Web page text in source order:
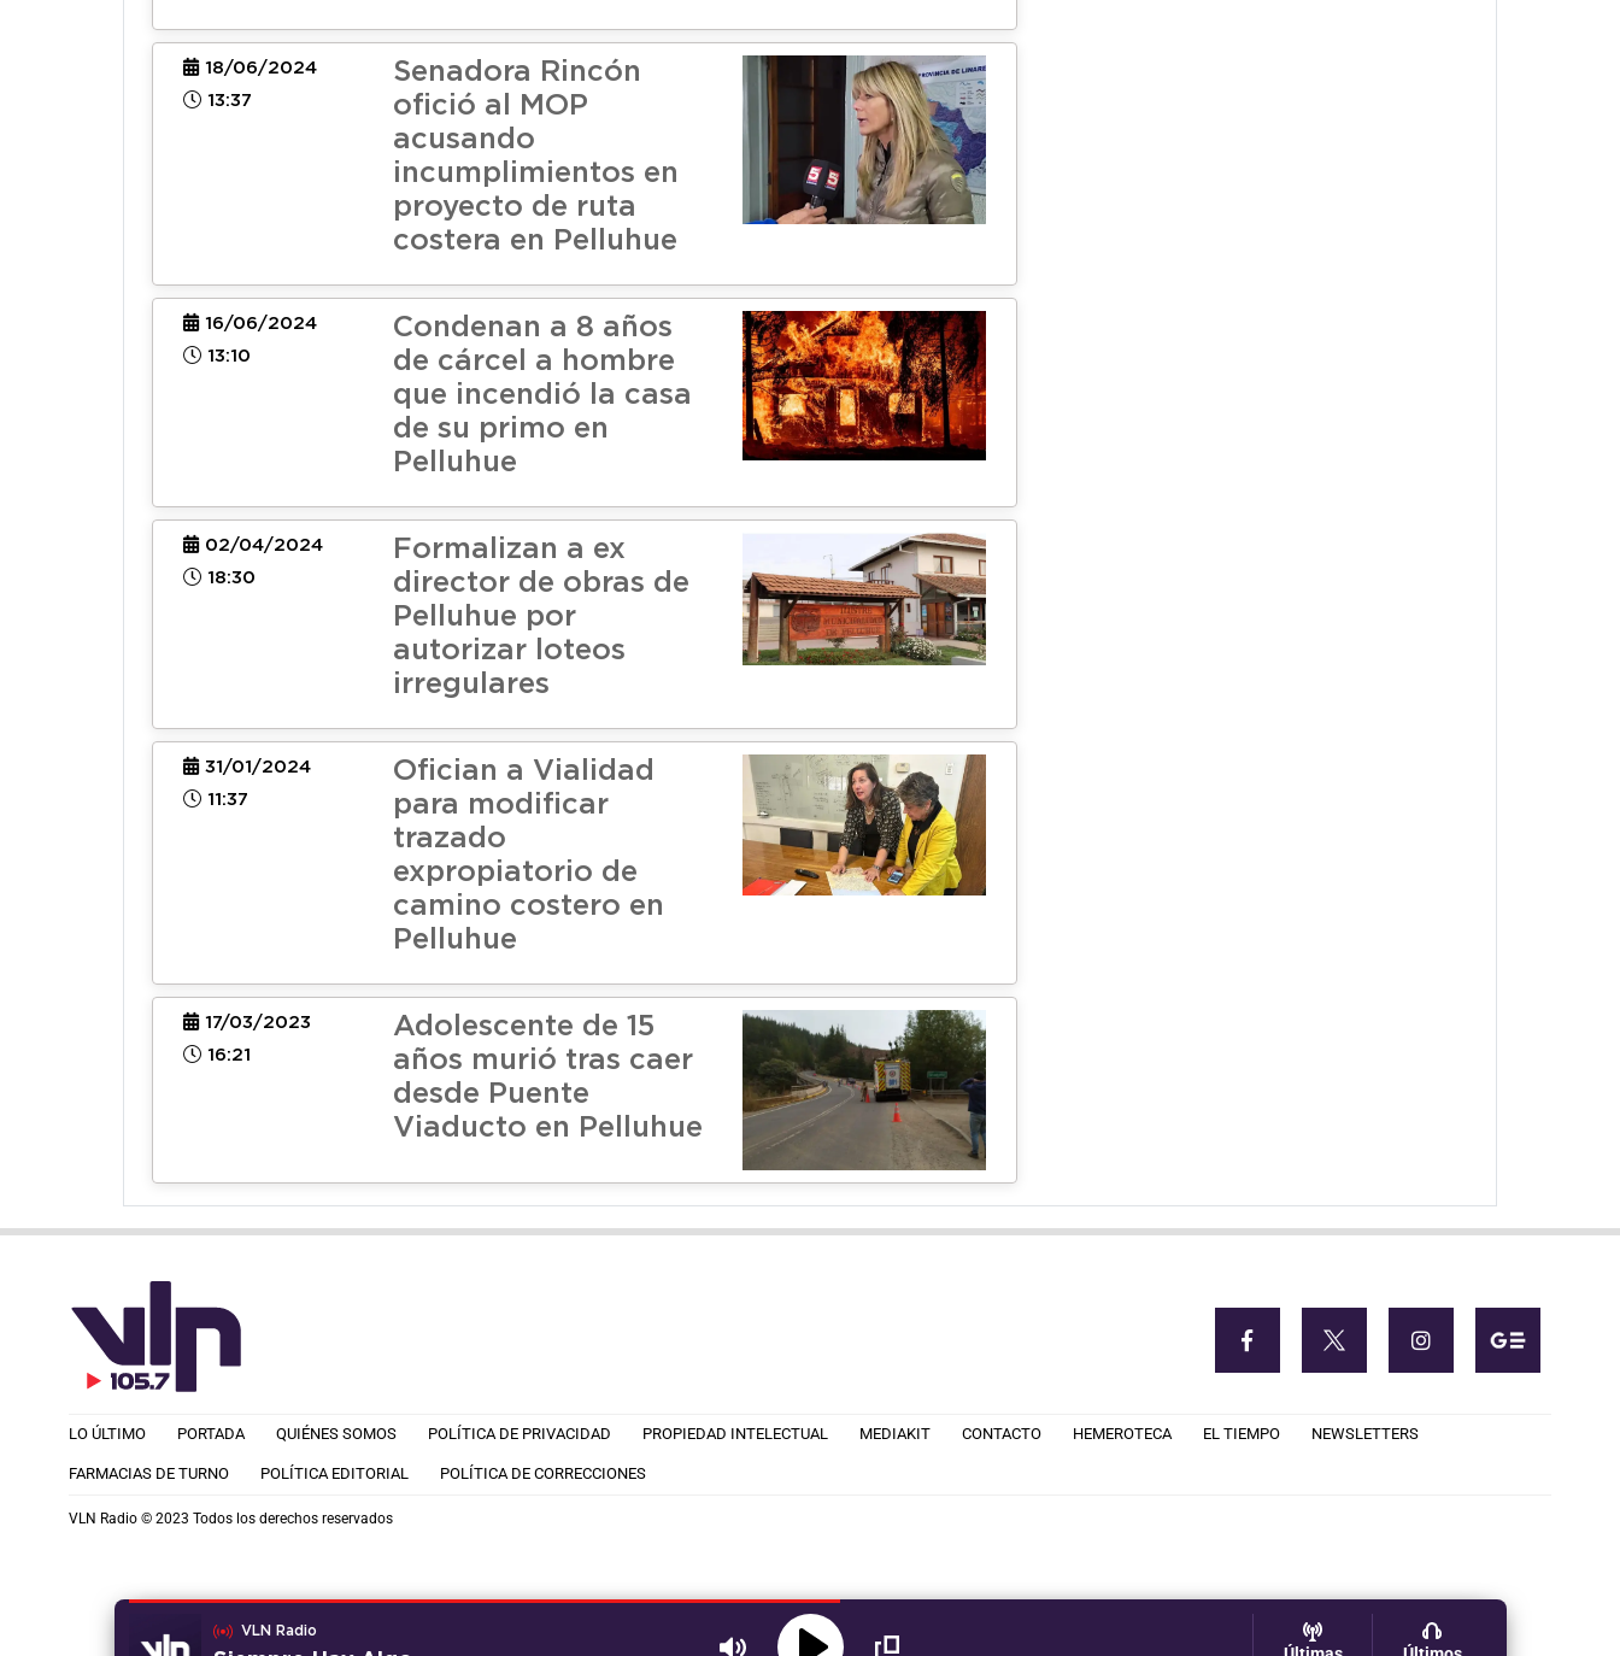
18/06/2024
13:37
Senadora Rincón
ofició al MOP
acusando
incumplimientos en
proyecto de ruta
costera en Pelluhue
16/06/2024
13:10
Condenan a 8 años
de cárcel a hombre
que incendió la casa
de su primo en
Pelluhue
02/04/2024
18:30
Formalizan a ex
director de obras de
Pelluhue por
autorizar loteos
irregulares
31/01/2024
11:37
Ofician a Vialidad
para modificar
trazado
expropiatorio de
camino costero en
Pelluhue
17/03/2023
16:21
Adolescente de 15
años murió tras caer
desde Puente
Viaducto en Pelluhue
VLN Radio
LO ÚLTIMO PORTADA QUIÉNES SOMOS POLÍTICA DE PRIVACIDAD PROPIEDAD INTELECTUAL MEDIAKIT CONTACTO HEMEROTECA EL TIEMPO NEWSLETTERS
FARMACIAS DE TURNO POLÍTICA EDITORIAL POLÍTICA DE CORRECCIONES
VLN Radio © 2023 Todos los derechos reservados